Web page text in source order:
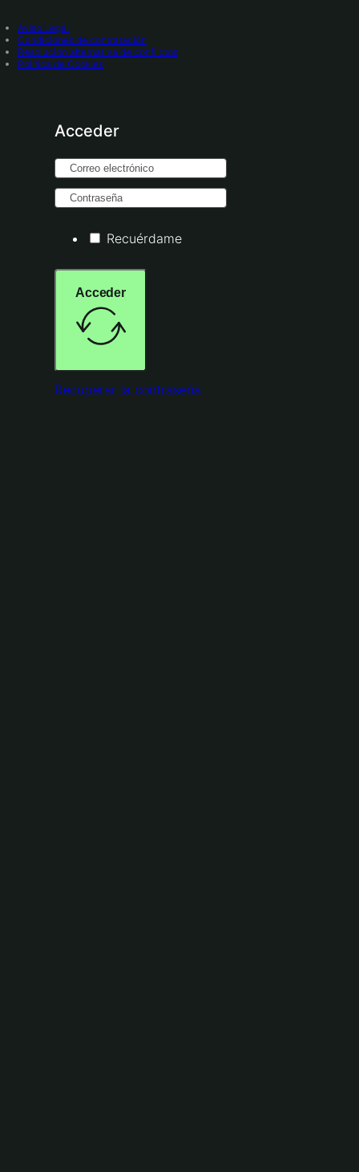
Aviso Legal
Condiciones de contratación
Resolución alternativa de conflictos
Política de Cookies
Acceder
Recuérdame
Acceder
Recuperar la contraseña